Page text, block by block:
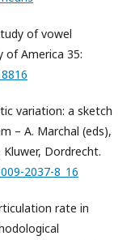
of vowel
of America 35:
variation: a sketch
– A. Marchal (eds),
Dordrecht.
2037-8_16
rate in